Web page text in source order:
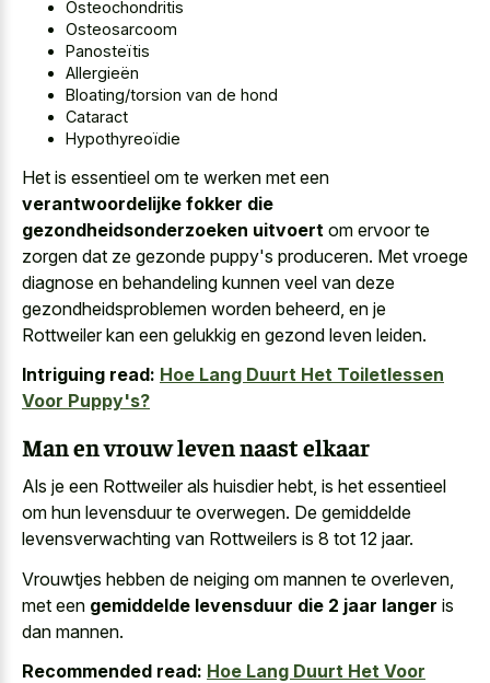
Osteochondritis
Osteosarcoom
Panosteïtis
Allergieën
Bloating/torsion van de hond
Cataract
Hypothyreoïdie
Het is essentieel om te werken met een
verantwoordelijke fokker die
gezondheidsonderzoeken uitvoert om ervoor te
zorgen dat ze gezonde puppy's produceren. Met vroege
diagnose en behandeling kunnen veel van deze
gezondheidsproblemen worden beheerd, en je
Rottweiler kan een gelukkig en gezond leven leiden.
Intriguing read: Hoe Lang Duurt Het Toiletlessen
Voor Puppy's?
Man en vrouw leven naast elkaar
Als je een Rottweiler als huisdier hebt, is het essentieel
om hun levensduur te overwegen. De gemiddelde
levensverwachting van Rottweilers is 8 tot 12 jaar.
Vrouwtjes hebben de neiging om mannen te overleven,
met een gemiddelde levensduur die 2 jaar langer is
dan mannen.
Recommended read: Hoe Lang Duurt Het Voor